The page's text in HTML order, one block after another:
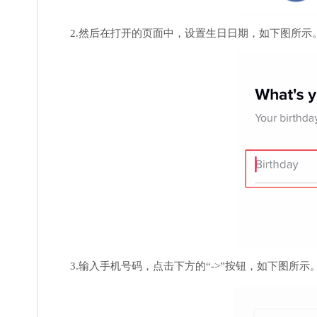
2.然后在打开的页面中，设置生日日期，如下图所示
3.输入手机号码，点击下方的“->”按钮，如下图所示